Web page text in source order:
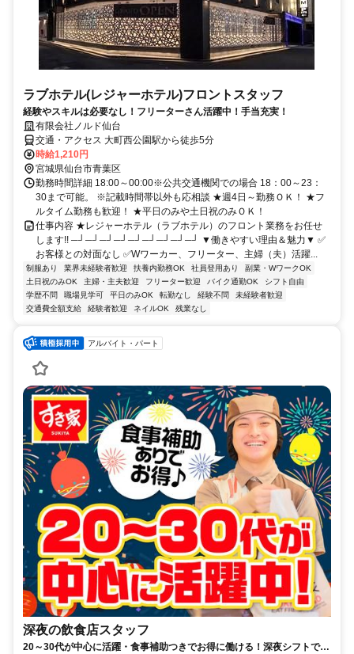
ラブホテル(レジャーホテル)フロントスタッフ
経験やスキルは必要なし！フリーターさん活躍中！手当充実！
有限会社ノルド仙台
交通・アクセス 大町西公園駅から徒歩5分
時給1,210円
宮城県仙台市青葉区
勤務時間詳細 18:00～00:00※公共交通機関での場合 18：00～23：
30まで可能。 ※記載時間帯以外も応相談 ★週4日～勤務ＯＫ！ ★フ
ルタイム勤務も歓迎！ ★平日のみや土日祝のみＯＫ！
仕事内容 ★レジャーホテル（ラブホテル）のフロント業務をお任せ
します!! ─┘─┘─┘─┘─┘─┘─┘─┘─┘ ▼働きやすい理由＆魅力▼ ✅
お客様との対面なし ✅Wワーカー、フリーター、主婦（夫）活躍...
制服あり 業界未経験者歓迎 扶養内勤務OK 社員登用あり
副業・WワークOK
土日祝のみOK
主婦・主夫歓迎 フリーター歓迎 バイク通勤OK
シフト自由
学歴不問
職場見学可 平日のみOK 転勤なし 経験不問
未経験者歓迎
交通費全額支給
経験者歓迎 ネイルOK 残業なし
アルバイト・パート
深夜の飲食店スタッフ
20～30代が中心に活躍・食事補助つきでお得に働ける！深夜シフトで稼